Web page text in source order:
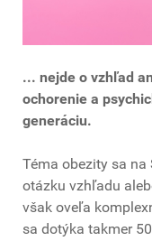
... nejde o vzhľad
ochorenie a
generáciu.
Téma obezity sa
otázku vzhľadu
však oveľa
sa dotýka takmer